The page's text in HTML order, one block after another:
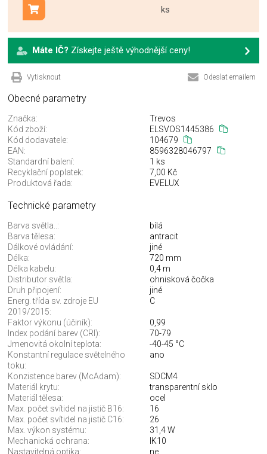
ks
Přidat do košíku
Máte IČ? Získejte ještě výhodnější ceny!
Vytisknout Odeslat emailem
Obecné parametry
Značka:
Trevos
Kód zboží:
ELSVOS1445386
Kód dodavatele:
104679
EAN:
8596328046797
Standardní balení:
1 ks
Recyklační poplatek:
7,00 Kč
Produktová řada:
EVELUX
Technické parametry
Barva světla..:
bílá
Barva tělesa:
antracit
Dálkové ovládání:
jiné
Délka:
720 mm
Délka kabelu:
0,4 m
Distributor světla:
ohnisková čočka
Druh připojení:
jiné
Energ. třída sv. zdroje EU
2019/2015:
C
Faktor výkonu (účiník):
0,99
Index podání barev (CRI):
70-79
Jmenovitá okolní teplota:
-40-45 °C
Konstantní regulace světelného
toku:
ano
Konzistence barev (McAdam):
SDCM4
Materiál krytu:
transparentní sklo
Materiál tělesa:
ocel
Max. počet svítidel na jistič B16:
16
Max. počet svítidel na jistič C16:
26
Max. výkon systému:
31,4 W
Mechanická ochrana:
IK10
Nastavitelná optika:
ne